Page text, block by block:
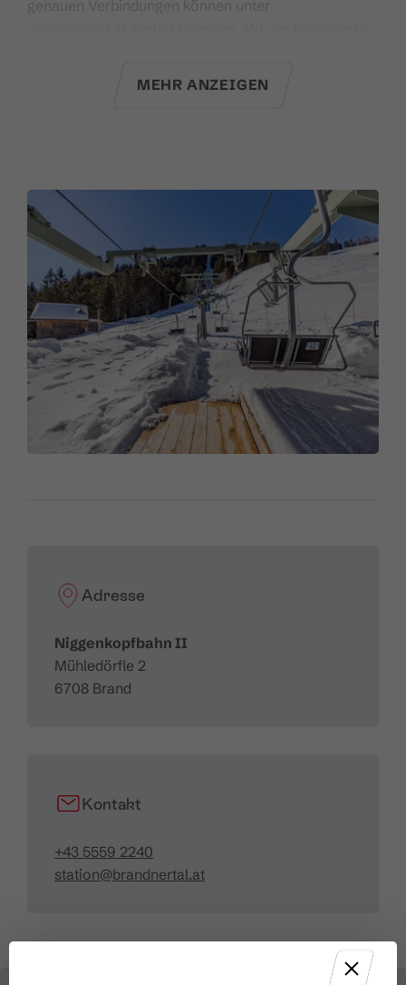
genauen Verbindungen können unter
Verkehrsmitteln kostenlos.
Technische Daten:
Bahntyp: 2er Sesselbahn
Horizontale Länge:659 m
Schräge Länge:
743 m
Höhendifferenz:
323 m
Fahrgeschwindigkeit: 2,2 m/sec.
Förderleistung:1.441 Pers./Std.
MEHR ANZEIGEN
Adresse
Niggenkopfbahn II
Mühledörfle 2
6708 Brand
Kontakt
+43 5559 2240
station@brandnertal.at